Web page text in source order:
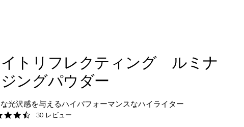
on
mobile
to
access
トリフレクティング ルミナ
ングパウダー
な光沢感を与えるハイパフォーマンスなハイライター
4.6
30 レビュー